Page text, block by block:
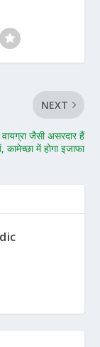
NEXT
जैसी असरदार हैं
में होगा इजाफा